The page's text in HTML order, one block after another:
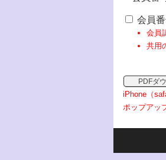
会員
会員
共用
PDFダ
iPhone（
ポップアッ